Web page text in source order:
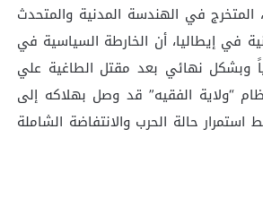
في الهندسة المدنية والمتحدث
في إيطاليا، أن الخارطة السياسية في
وبشکل نهائي بعد مقتل الطاغية علي
“ولایة الفقیه” قد وصل بهلاكه إلى
حالة الحرب والانتفاضة الشاملة